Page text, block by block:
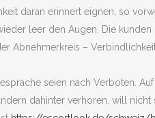
daran erinnert eignen, so
leer den Augen. Die
Abnehmerkreis –
seien nach Verboten.
dahinter verhoren, will nicht